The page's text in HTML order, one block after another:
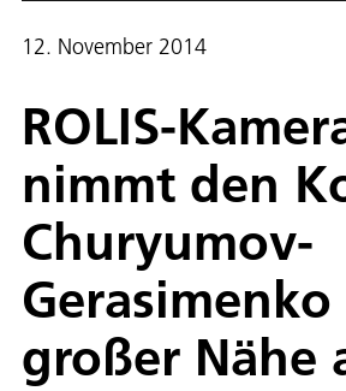
12. November 2014
ROLIS-
nimmt den
Churyumov-
Gerasimenko
großer Nähe